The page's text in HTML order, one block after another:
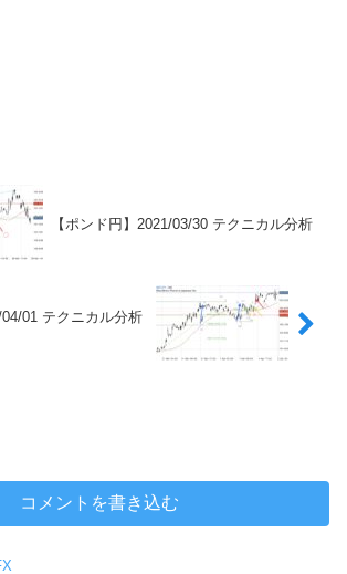
【ポンド円】2021/03/30 テクニカル分析
04/01 テクニカル分析
コメントを書き込む